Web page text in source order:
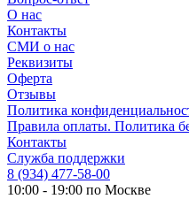
О нас
Контакты
СМИ о нас
Реквизиты
Оферта
Отзывы
Политика
Правила оплаты. Политика
Контакты
Служба поддержки
8 (934) 477-58-00
10:00 - 19:00 по Москве